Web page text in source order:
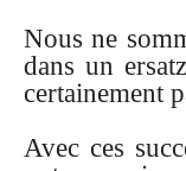
Nous ne
dans un
certainement
Avec ces